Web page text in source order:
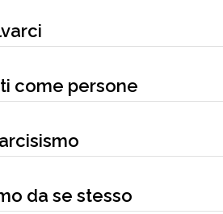
come persone
da se stesso